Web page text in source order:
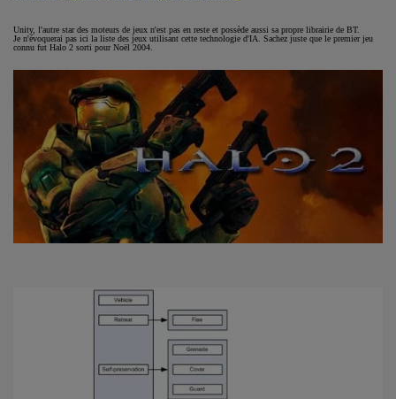
Unity, l'autre star des moteurs de jeux n'est pas en reste et possède aussi sa propre librairie de BT.
Je n'évoquerai pas ici la liste des jeux utilisant cette technologie d'IA. Sachez juste que le premier jeu
connu fut Halo 2 sorti pour Noël 2004.